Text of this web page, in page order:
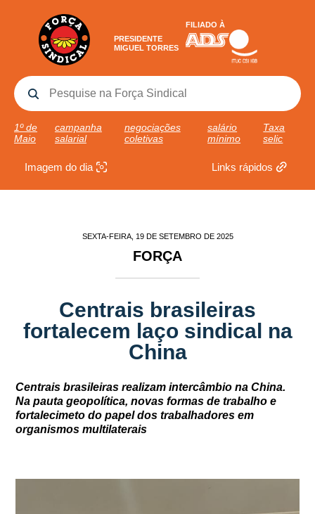
PRESIDENTE
MIGUEL TORRES
FILIADO À
1º de
Maio
campanha
salarial
negociações
coletivas
salário
mínimo
Taxa
selic
Imagem do dia Links rápidos
SEXTA-FEIRA, 19 DE SETEMBRO DE 2025
FORÇA
Centrais brasileiras
fortalecem laço sindical na
China
Centrais brasileiras realizam intercâmbio na China.
Na pauta geopolítica, novas formas de trabalho e
fortalecimeto do papel dos trabalhadores em
organismos multilaterais